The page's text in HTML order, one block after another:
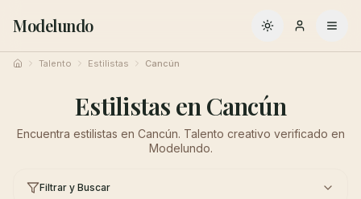
Modelundo Cambiar a oscuro
Inicio Talento Estilistas Cancún
Estilistas en Cancún
Encuentra estilistas en Cancún. Talento creativo verificado en
Modelundo.
Filtrar y Buscar